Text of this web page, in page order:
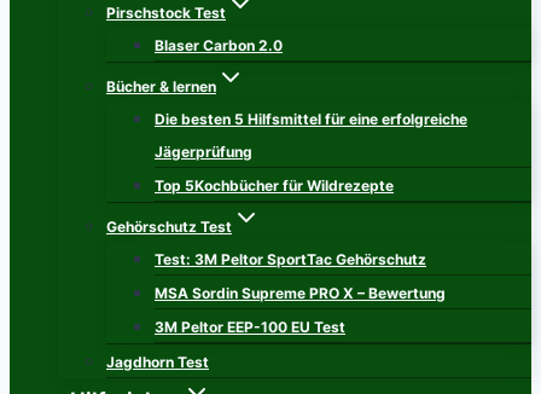
Pirschstock Test
Blaser Carbon 2.0
Bücher & lernen
Die besten 5 Hilfsmittel für eine erfolgreiche
Jägerprüfung
Top 5Kochbücher für Wildrezepte
Gehörschutz Test
Test: 3M Peltor SportTac Gehörschutz
MSA Sordin Supreme PRO X – Bewertung
3M Peltor EEP-100 EU Test
Jagdhorn Test